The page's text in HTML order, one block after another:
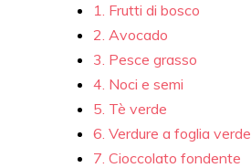
1. Frutti di bosco
2. Avocado
3. Pesce grasso
4. Noci e semi
5. Tè verde
6. Verdure a foglia verde
7. Cioccolato fondente